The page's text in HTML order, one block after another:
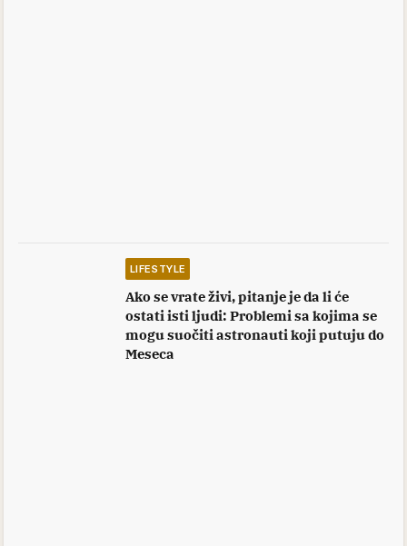
LIFESTYLE
Ako se vrate živi, pitanje je da li će
ostati isti ljudi: Problemi sa kojima se
mogu suočiti astronauti koji putuju do
Meseca